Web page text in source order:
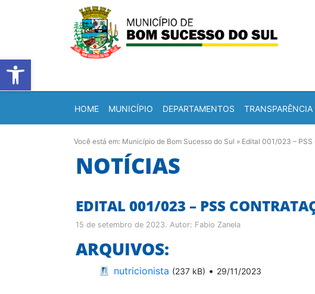
Barra de Ferramentas Aberta
HOME MUNICÍPIO DEPARTAMENTOS TRANSPARÊNCIA
Você está em: Município de Bom Sucesso do Sul » Edital 001/023 –
NOTÍCIAS
EDITAL 001/023 – PSS
15 de setembro de 2023. Autor: Fabio Zanela
ARQUIVOS:
nutricionista (237 kB) • 29/11/2023